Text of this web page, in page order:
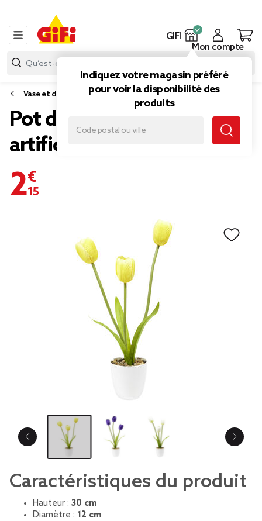
GIFI
Indiquez votre magasin préféré
pour voir la disponibilité des
produits
Mon compte
Vase et déco florale
Pot de 3 tulipes
artificielles Ø12xH30cm
2,15 €
Caractéristiques du produit
Hauteur : 30 cm
Diamètre : 12 cm